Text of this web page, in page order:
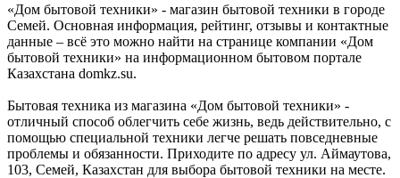
«Дом бытовой техники» - магазин бытовой техники в городе
Семей. Основная информация, рейтинг, отзывы и контактные
данные – всё это можно найти на странице компании «Дом
бытовой техники» на информационном бытовом портале
Казахстана domkz.su.
Бытовая техника из магазина «Дом бытовой техники» -
отличный способ облегчить себе жизнь, ведь действительно, с
помощью специальной техники легче решать повседневные
проблемы и обязанности. Приходите по адресу ул. Аймаутова,
103, Семей, Казахстан для выбора бытовой техники на месте.